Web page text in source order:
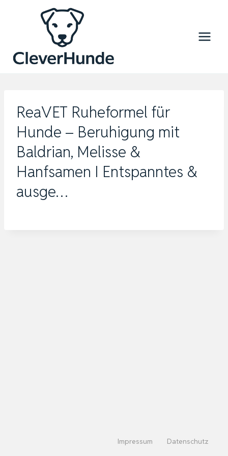
ReaVET Ruheformel für
Hunde – Beruhigung mit
Baldrian, Melisse &
Hanfsamen I Entspanntes &
ausge…
Impressum Datenschutz